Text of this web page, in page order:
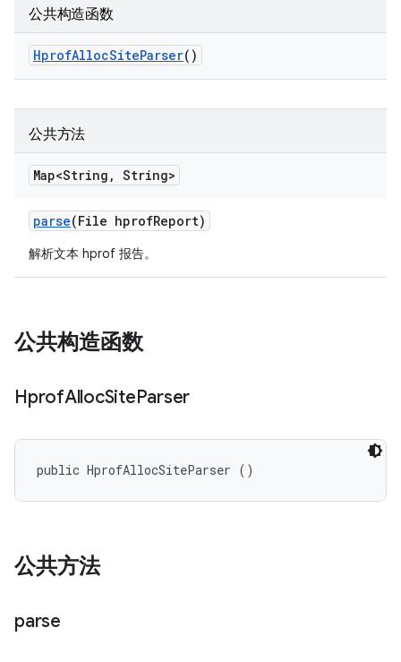
公共构造函数
HprofAllocSiteParser()
公共方法
Map<String , String>
parse(File hprofReport)
解析文本 hprof 报告。
公共构造函数
HprofAllocSiteParser
public HprofAllocSiteParser ()
公共方法
parse